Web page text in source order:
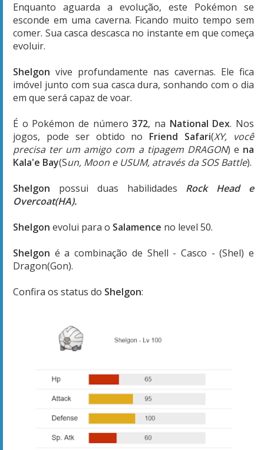
Enquanto aguarda a evolução, este Pokémon se
esconde em uma caverna. Ficando muito tempo sem
comer. Sua casca descasca no instante em que começa
evoluir.
Shelgon vive profundamente nas cavernas. Ele fica
imóvel junto com sua casca dura, sonhando com o dia
em que será capaz de voar.
É o Pokémon de número 372, na National Dex. Nos
jogos, pode ser obtido no Friend Safari(XY, você
precisa ter um amigo com a tipagem DRAGON) e na
Kala'e Bay(Sun, Moon e USUM, através da SOS Battle).
Shelgon possui duas habilidades Rock Head e
Overcoat(HA).
Shelgon evolui para o Salamence no level 50.
Shelgon é a combinação de Shell - Casco - (Shel) e
Dragon(Gon).
Confira os status do Shelgon: